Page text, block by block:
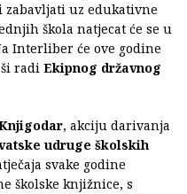
zabavljati uz edukativne
škola natjecat će se u
Interliber će ove godine
radi Ekipnog državnog
, akciju darivanja
udruge školskih
svake godine
školske knjižnice, s